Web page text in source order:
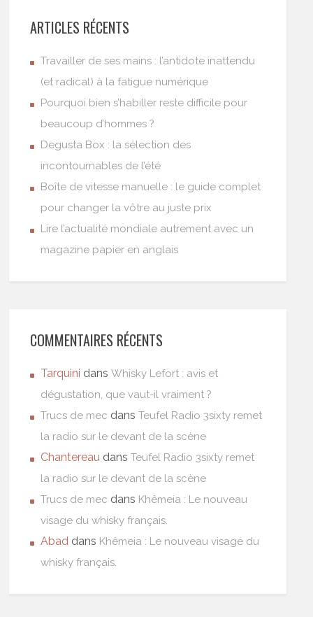
ARTICLES RÉCENTS
Travailler de ses mains : l’antidote inattendu
(et radical) à la fatigue numérique
Pourquoi bien s’habiller reste difficile pour
beaucoup d’hommes ?
Degusta Box : la sélection des
incontournables de l’été
Boîte de vitesse manuelle : le guide complet
pour changer la vôtre au juste prix
Lire l’actualité mondiale autrement avec un
magazine papier en anglais
COMMENTAIRES RÉCENTS
Tarquini dansWhisky Lefort : avis et
dégustation, que vaut-il vraiment ?
Trucs de mec dansTeufel Radio 3sixty remet
la radio sur le devant de la scène
Chantereau dansTeufel Radio 3sixty remet
la radio sur le devant de la scène
Trucs de mec dans Khêmeia : Le nouveau
visage du whisky français.
Abad dans Khêmeia : Le nouveau visage du
whisky français.